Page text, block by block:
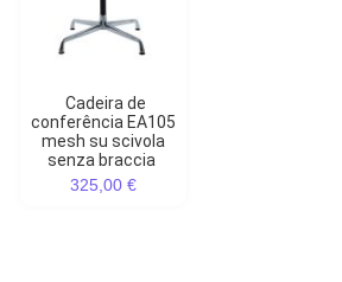
Cadeira de
conferência EA105
mesh su scivola
senza braccia
325,00 €